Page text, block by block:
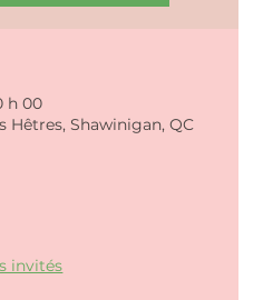
h 00
Hêtres, Shawinigan, QC
invités